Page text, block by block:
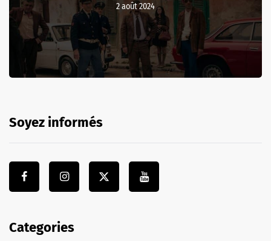
2 août 2024
Soyez informés
Categories